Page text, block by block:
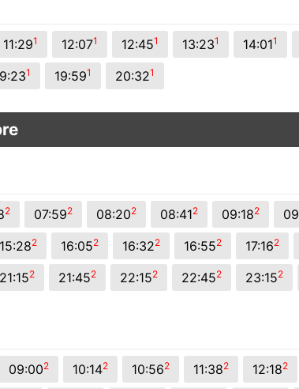
11:291 12:071 12:451 13:231 14:011
1 19:591 20:321
2 07:592 08:202 08:412 09:182
15:282 16:052 16:322 16:552 17:162
21:152 21:452 22:152 22:452 23:152
09:002 10:142 10:562 11:382 12:182